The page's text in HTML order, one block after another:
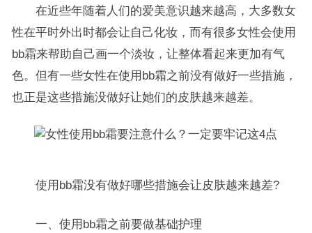
在近些年随着人们的爱美意识越来越高，大多数女
性在平时外出时都会让自己化妆，而有很多女性会使用
bb霜来帮助自己画一个淡妆，让整体看起来更加有气
色。但有一些女性在使用bb霜之前没有做好一些措施，
也正是这些措施没做好让她们的皮肤越来越差。
使用bb霜没有做好哪些措施会让皮肤越来越差?
一、使用bb霜之前要做基础护理